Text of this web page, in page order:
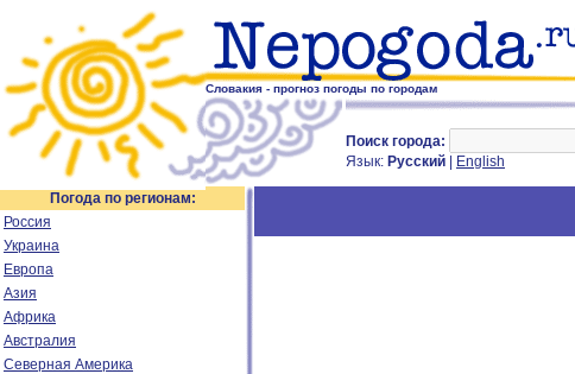
Словакия - прогноз погоды по городам
Поиск города:
Язык: Русский English
Погода по регионам:
Россия
Украина
Европа
Азия
Африка
Австралия
Северная Америка